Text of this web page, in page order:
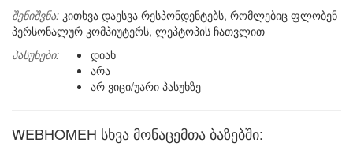
შენიშვნა: კითხვა დაესვა რესპონდენტებს, რომლებიც ფლობენ
პერსონალურ კომპიუტერს, ლეპტოპის ჩათვლით
პასუხები:
დიახ
არა
არ ვიცი/უარი პასუხზე
WEBHOMEH სხვა მონაცემთა ბაზებში: